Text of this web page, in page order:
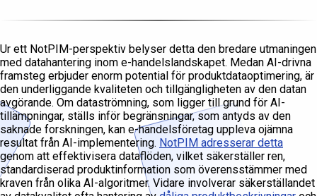
Ur ett NotPIM-perspektiv belyser detta den bredare utmaningen
med datahantering inom e-handelslandskapet. Medan AI-drivna
framsteg erbjuder enorm potential för produktdataoptimering, är
den underliggande kvaliteten och tillgängligheten av den datan
avgörande. Om dataströmning, som ligger till grund för AI-
tillämpningar, ställs inför begränsningar, som antyds av den
saknade forskningen, kan e-handelsföretag uppleva ojämna
resultat från AI-implementering. NotPIM adresserar detta
genom att effektivisera dataflöden, vilket säkerställer ren,
standardiserad produktinformation som överensstämmer med
kraven från olika AI-algoritmer. Vidare involverar säkerställandet